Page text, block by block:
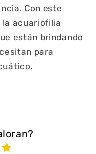
Con este
la acuariofilia
están brindando
para